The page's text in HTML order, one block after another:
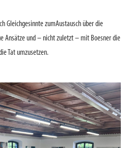
Gleichgesinnte zumAustausch über die
Ansätze und – nicht zuletzt – mit Boesner die
Tat umzusetzen.